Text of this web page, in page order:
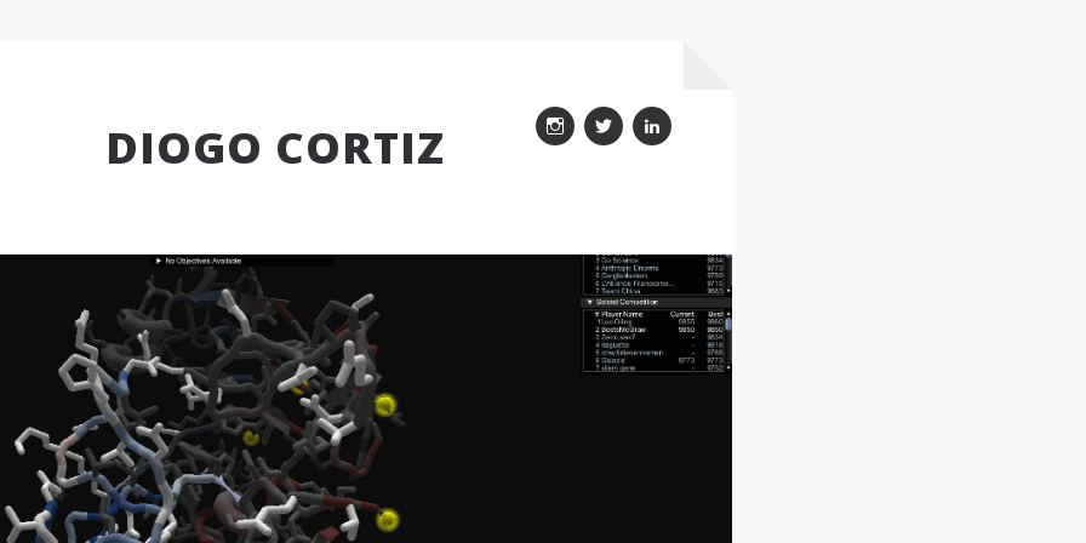
DIOGO CORTIZ
insgtagram
twitterlinkedin